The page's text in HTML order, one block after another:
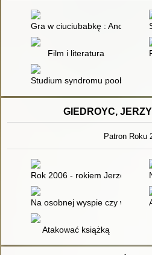
Gra w ciuciubabkę : Andrzeja
Film i literatura
Studium syndromu
GIEDROYC,
Patron Roku
Rok 2006 - rokiem Jerzego
Na osobnej wyspie czy wśród
Atakować książką